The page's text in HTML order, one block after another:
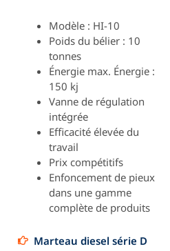
Modèle : HI-10
Poids du bélier : 10
tonnes
Énergie max. Énergie :
150 kj
Vanne de régulation
intégrée
Efficacité élevée du
travail
Prix compétitifs
Enfoncement de pieux
dans une gamme
complète de produits
Marteau diesel série D